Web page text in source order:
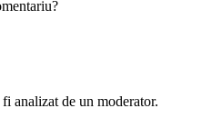
analizat de un moderator.